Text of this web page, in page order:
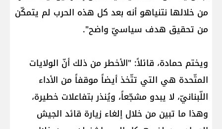
من خلالها نتنياهو أنه بعد كل هذه الحرب لم يتمكّن
من تحقيق هدف سياسيّ واضح".
ويختم حمادة، قائلاً: "الأخطر من ذلك أنّ الولايات
المتّحدة هي التي تتّخذ أيضاً موقفاً من الأداء
اللّبنانيّ، لا يبدو مشجّعاً، ويُنذر بتفاعلات خطيرة،
وهذا ما تبين من خلال إلغاء زيارة قائد الجيش